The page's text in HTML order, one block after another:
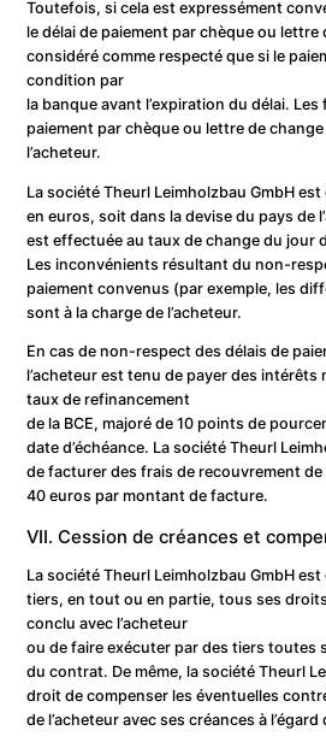
Toutefois, si cela est expressément
le délai de paiement par chèque ou lettre
considéré comme respecté que si le
condition par
la banque avant l’expiration du délai.
paiement par chèque ou lettre de
l’acheteur.
La société Theurl Leimholzbau GmbH
en euros, soit dans la devise du pays de
est effectuée au taux de change du jour
Les inconvénients résultant du non-
paiement convenus (par exemple, les
sont à la charge de l’acheteur.
En cas de non-respect des délais de
l’acheteur est tenu de payer des
taux de refinancement
de la BCE, majoré de 10 points de
date d’échéance. La société Theurl
de facturer des frais de recouvrement de
40 euros par montant de facture.
VII. Cession de créances et
La société Theurl Leimholzbau GmbH
tiers, en tout ou en partie, tous ses
conclu avec l’acheteur
ou de faire exécuter par des tiers toutes
du contrat. De même, la société Theurl
droit de compenser les éventuelles
de l’acheteur avec ses créances à l’égard